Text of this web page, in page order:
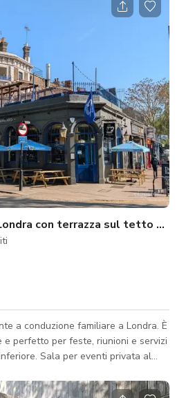
con terrazza sul tetto e
a conduzione familiare a Londra. È
perfetto per feste, riunioni e servizi
ovunque. Attrezzatura DJ